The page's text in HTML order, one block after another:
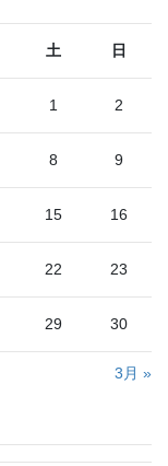
土 日
1 2
8 9
15 16
22 23
29 30
3月 »